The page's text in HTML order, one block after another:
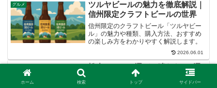
グルメ
ツルヤビールの魅力を徹底解説｜
信州限定クラフトビールの世界
信州限定のクラフトビール「ツルヤビー
ル」の魅力や種類、購入方法、おすすめ
の楽しみ方をわかりやすく解説します。
2026.06.01
松本のカフェ選びで迷わない7選
｜地元ライターが教えるおすすめ
ホーム 検索 トップ サイドバー